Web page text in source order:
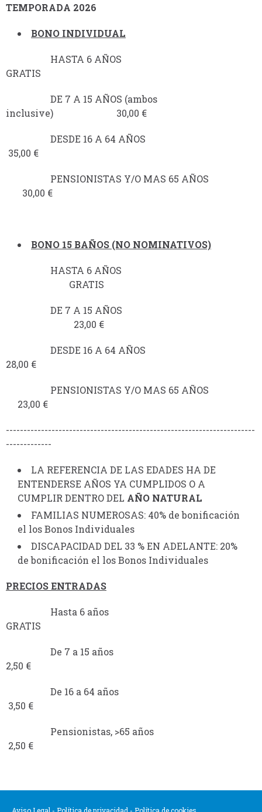
TEMPORADA 2026
BONO INDIVIDUAL
HASTA 6 AÑOS
GRATIS
DE 7 A 15 AÑOS (ambos
inclusive) 30,00 €
DESDE 16 A 64 AÑOS
35,00 €
PENSIONISTAS Y/O MAS 65 AÑOS
30,00 €
BONO 15 BAÑOS (NO NOMINATIVOS)
HASTA 6 AÑOS
GRATIS
DE 7 A 15 AÑOS
23,00 €
DESDE 16 A 64 AÑOS
28,00 €
PENSIONISTAS Y/O MAS 65 AÑOS
23,00 €
-----------------------------------------------------------------------
-------------
LA REFERENCIA DE LAS EDADES HA DE
ENTENDERSE AÑOS YA CUMPLIDOS O A
CUMPLIR DENTRO DEL AÑO NATURAL
FAMILIAS NUMEROSAS: 40% de bonificación
el los Bonos Individuales
DISCAPACIDAD DEL 33 % EN ADELANTE: 20%
de bonificación el los Bonos Individuales
PRECIOS ENTRADAS
Hasta 6 años
GRATIS
De 7 a 15 años
2,50 €
De 16 a 64 años
3,50 €
Pensionistas, >65 años
2,50 €